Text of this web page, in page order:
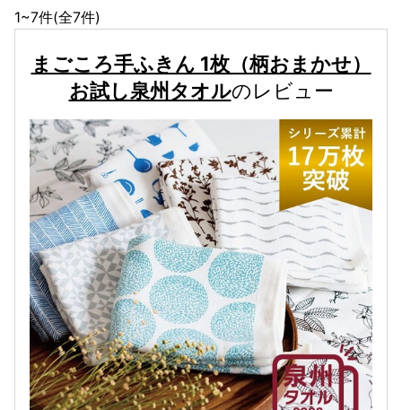
1~7件(全7件)
まごころ手ふきん 1枚（柄おまかせ）
お試し泉州タオルのレビュー